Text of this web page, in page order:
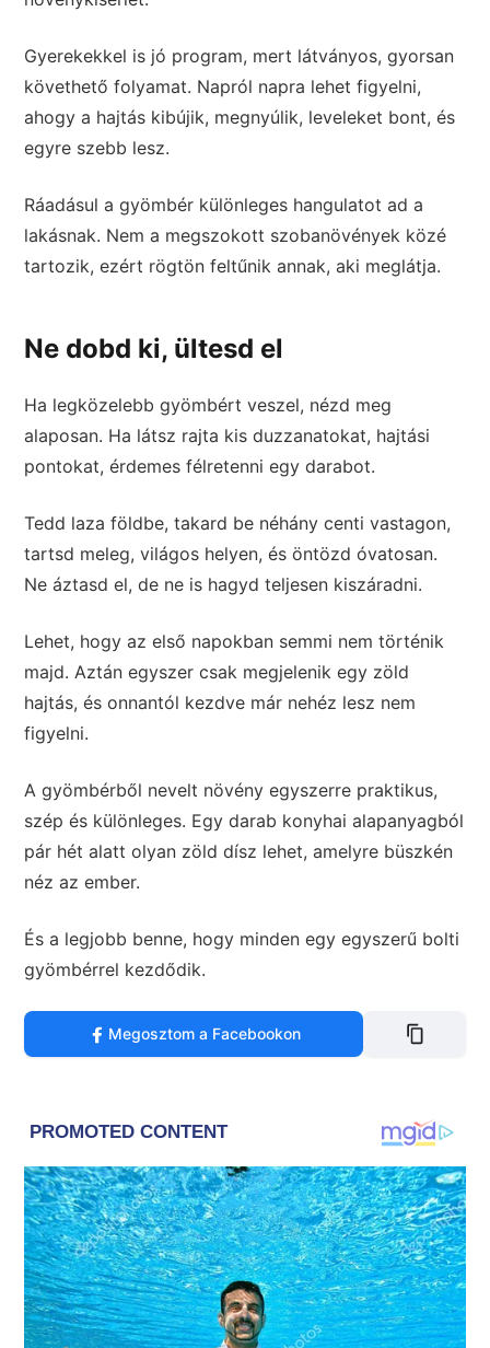
Gyerekekkel is jó program, mert látványos, gyorsan
követhető folyamat. Napról napra lehet figyelni,
ahogy a hajtás kibújik, megnyúlik, leveleket bont, és
egyre szebb lesz.
Ráadásul a gyömbér különleges hangulatot ad a
lakásnak. Nem a megszokott szobanövények közé
tartozik, ezért rögtön feltűnik annak, aki meglátja.
Ne dobd ki, ültesd el
Ha legközelebb gyömbért veszel, nézd meg
alaposan. Ha látsz rajta kis duzzanatokat, hajtási
pontokat, érdemes félretenni egy darabot.
Tedd laza földbe, takard be néhány centi vastagon,
tartsd meleg, világos helyen, és öntözd óvatosan.
Ne áztasd el, de ne is hagyd teljesen kiszáradni.
Lehet, hogy az első napokban semmi nem történik
majd. Aztán egyszer csak megjelenik egy zöld
hajtás, és onnantól kezdve már nehéz lesz nem
figyelni.
A gyömbérből nevelt növény egyszerre praktikus,
szép és különleges. Egy darab konyhai alapanyagból
pár hét alatt olyan zöld dísz lehet, amelyre büszkén
néz az ember.
És a legjobb benne, hogy minden egy egyszerű bolti
gyömbérrel kezdődik.
Megosztom a Facebookon